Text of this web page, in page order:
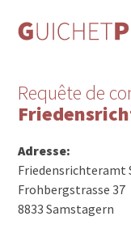
Requête de
Adresse:
Friedensrichteramt
Frohbergstrasse 37
8833 Samstagern